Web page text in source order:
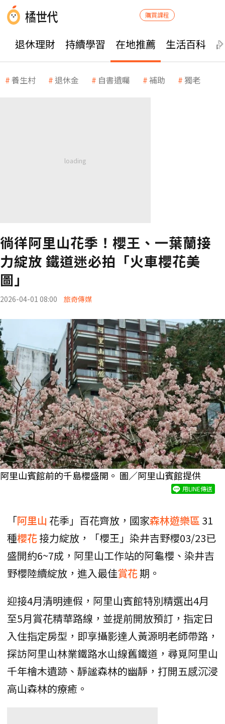
購買課程
退休理財 持續學習 在地推薦 生活百科
養生村 退休金 自書遺囑 補助 獨老
徜徉阿里山花季！櫻王、一葉蘭接
力綻放 鐵道迷必拍「火車櫻花美
圖」
2026-04-01 08:00 旅奇傳媒
阿里山賓館前的千島櫻盛開。 圖／阿里山賓館提供
用LINE傳送
「阿里山 花季」百花齊放，國家森林遊樂區 31
種櫻花接力綻放，「櫻王」染井吉野櫻03/23已
盛開約6~7成，阿里山工作站的阿龜櫻、染井吉
野櫻陸續綻放，進入最佳賞花期。
迎接4月清明連假，阿里山賓館特別精選出4月
至5月賞花精華路線，並提前開放預訂，指定日
入住指定房型，即享攝影達人黃源明老師帶路，
探訪阿里山林業鐵路水山線舊鐵道，尋覓阿里山
千年檜木遺跡、靜謐森林的幽靜，打開五感沉浸
高山森林的療癒。